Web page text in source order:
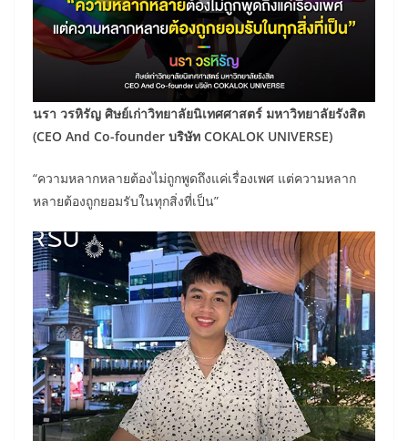
นรา วรหิรัญ ศิษย์เก่าวิทยาลัยนิเทศศาสตร์ มหาวิทยาลัยรังสิต
(CEO And Co-founder บริษัท COKALOK UNIVERSE)
“ความหลากหลายต้องไม่ถูกพูดถึงแค่เรื่องเพศ แต่ความหลาก
หลายต้องถูกยอมรับในทุกสิ่งที่เป็น”